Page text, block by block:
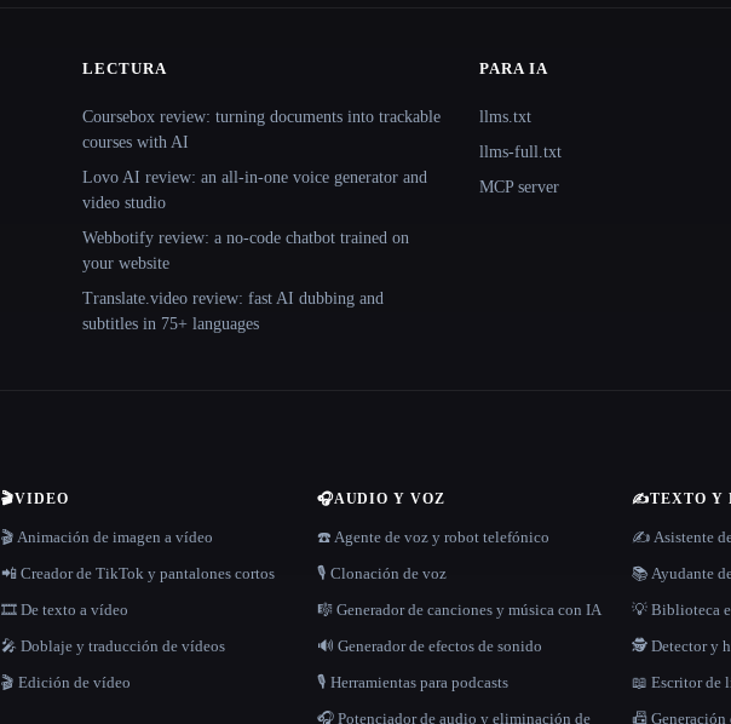
LECTURA
Coursebox review: turning documents into trackable
courses with AI
Lovo AI review: an all-in-one voice generator and
video studio
Webbotify review: a no-code chatbot trained on
your website
Translate.video review: fast AI dubbing and
subtitles in 75+ languages
PARA IA
llms.txt
llms-full.txt
MCP server
🎬VIDEO
🎬 Animación de imagen a vídeo
📲 Creador de TikTok y pantalones cortos
🎞️ De texto a vídeo
🎤 Doblaje y traducción de vídeos
🎬 Edición de vídeo
🎧AUDIO Y VOZ
☎️ Agente de voz y robot telefónico
🎙️ Clonación de voz
🎼 Generador de canciones y música con IA
🔊 Generador de efectos de sonido
🎙️ Herramientas para podcasts
🎧 Potenciador de audio y eliminación de
✍️TEXTO Y
✍️ Asistente
📚 Ayudante
💡 Biblioteca
🕵️ Detector y
📖 Escritor de
📠